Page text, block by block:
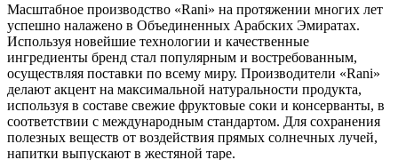
Масштабное производство «Rani» на протяжении многих лет
успешно налажено в Объединенных Арабских Эмиратах.
Используя новейшие технологии и качественные
ингредиенты бренд стал популярным и востребованным,
осуществляя поставки по всему миру. Производители «Rani»
делают акцент на максимальной натуральности продукта,
используя в составе свежие фруктовые соки и консерванты, в
соответствии с международным стандартом. Для сохранения
полезных веществ от воздействия прямых солнечных лучей,
напитки выпускают в жестяной таре.